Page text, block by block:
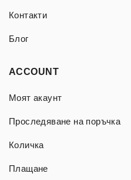
Контакти
Блог
ACCOUNT
Моят акаунт
Проследяване на поръчка
Количка
Плащане